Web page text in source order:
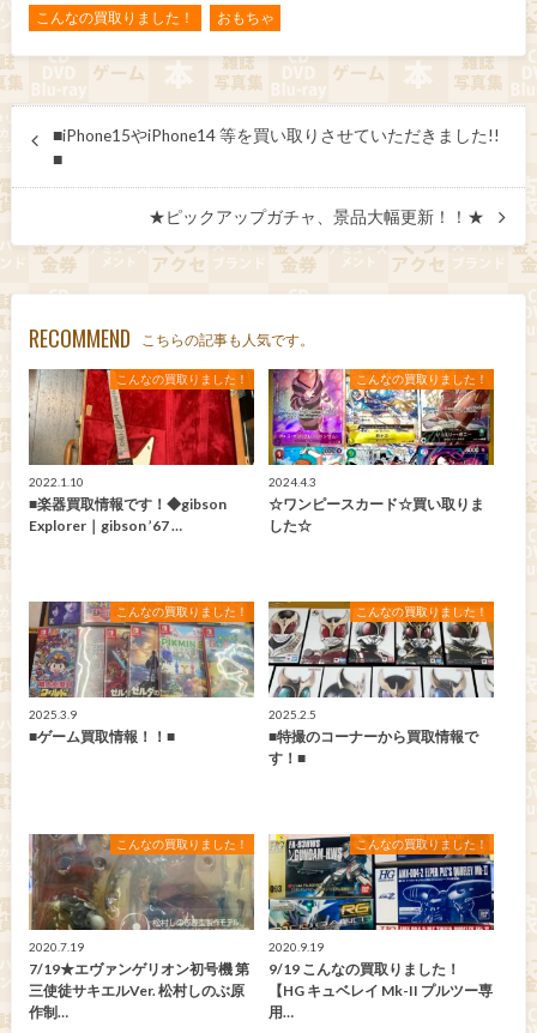
こんなの買取りました！ おもちゃ
■iPhone15やiPhone14 等を買い取りさせていただきました!!
■
★ピックアップガチャ、景品大幅更新！！★
RECOMMEND こちらの記事も人気です。
こんなの買取りました！
2022.1.10
■楽器買取情報です！◆gibson
Explorer｜gibson ’67 …
こんなの買取りました！
2024.4.3
☆ワンピースカード☆買い取りま
した☆
こんなの買取りました！
2025.3.9
■ゲーム買取情報！！■
こんなの買取りました！
2025.2.5
■特撮のコーナーから買取情報で
す！■
こんなの買取りました！
2020.7.19
7/19★エヴァンゲリオン初号機 第
三使徒サキエルVer. 松村しのぶ原
作制…
こんなの買取りました！
2020.9.19
9/19 こんなの買取りました！
【HG キュベレイ Mk-II プルツー専
用…